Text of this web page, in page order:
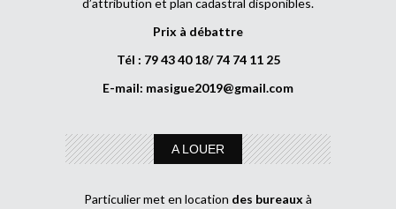
Prix à débattre
Tél : 79 43 40 18/ 74 74 11 25
E-mail: masigue2019@gmail.com
A LOUER
Particulier met en location des bureaux à